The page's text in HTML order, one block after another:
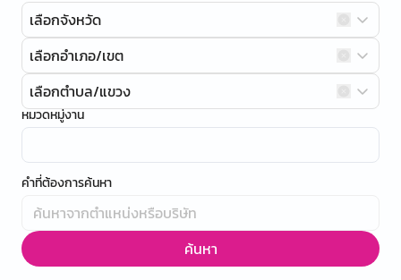
เลือกจังหวัด
เลือกอำเภอ/เขต
เลือกตำบล/แขวง
หมวดหมู่งาน
คำที่ต้องการค้นหา
ค้นหา